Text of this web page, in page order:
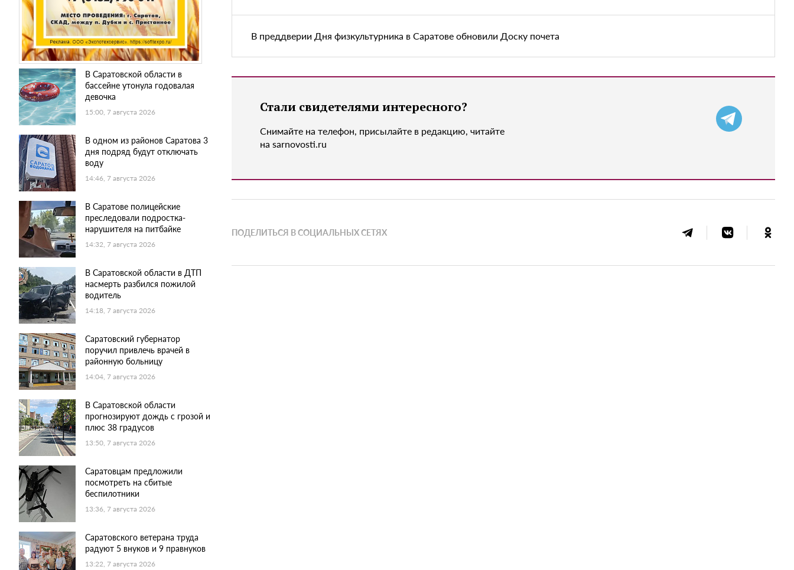
В Саратовской области в
бассейне утонула годовалая
девочка
15:00, 7 августа 2026
В одном из районов Саратова 3
дня подряд будут отключать
воду
14:46, 7 августа 2026
В Саратове полицейские
преследовали подростка-
нарушителя на питбайке
14:32, 7 августа 2026
В Саратовской области в ДТП
насмерть разбился пожилой
водитель
14:18, 7 августа 2026
Саратовский губернатор
поручил привлечь врачей в
районную больницу
14:04, 7 августа 2026
В Саратовской области
прогнозируют дождь с грозой и
плюс 38 градусов
13:50, 7 августа 2026
Саратовцам предложили
посмотреть на сбитые
беспилотники
13:36, 7 августа 2026
Саратовского ветерана труда
радуют 5 внуков и 9 правнуков
13:22, 7 августа 2026
В преддверии Дня физкультурника в Саратове обновили Доску почета
Стали свидетелями интересного?
Снимайте на телефон, присылайте в редакцию, читайте
на sarnovosti.ru
ПОДЕЛИТЬСЯ В СОЦИАЛЬНЫХ СЕТЯХ